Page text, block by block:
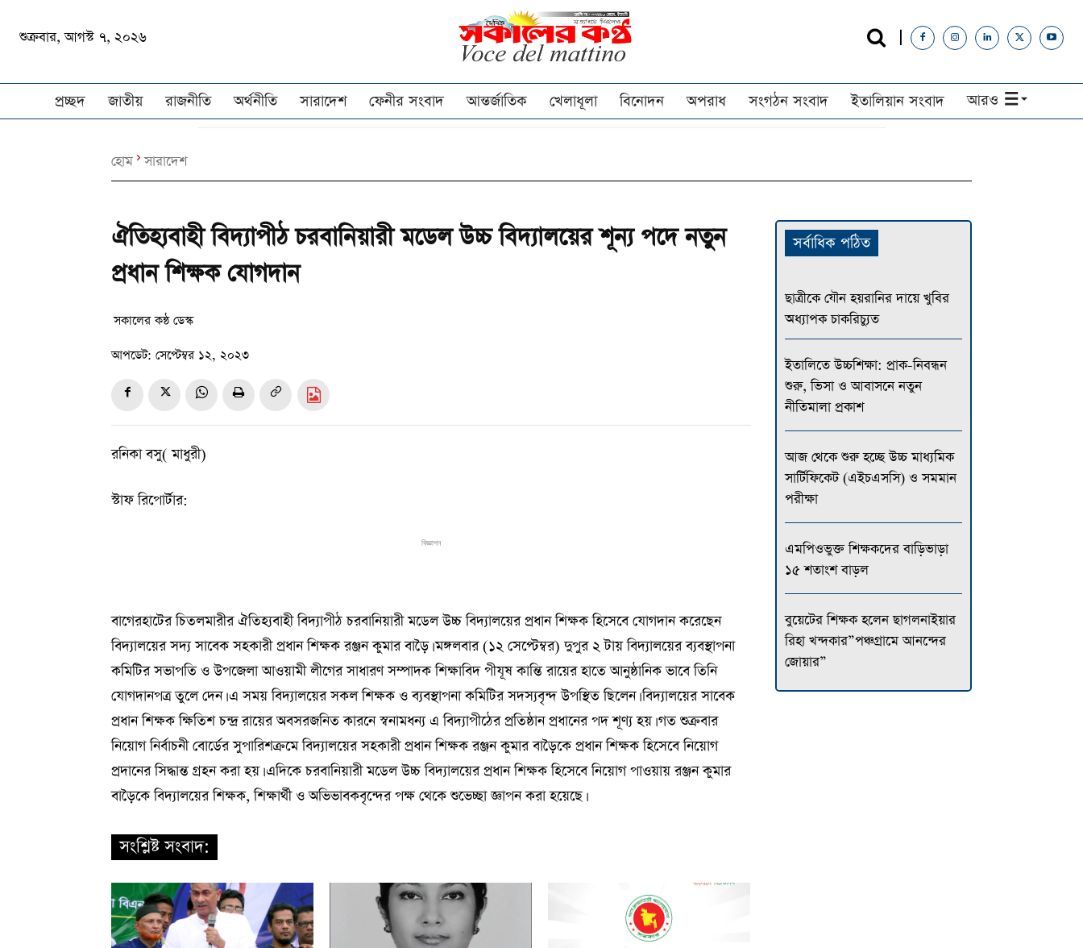
শুক্রবার, আগস্ট ৭, ২০২৬
প্রচ্ছদ জাতীয় রাজনীতি অর্থনীতি সারাদেশ ফেনীর সংবাদ আন্তর্জাতিক খেলাধূলা বিনোদন অপরাধ সংগঠন সংবাদ ইতালিয়ান সংবাদ আরও
হোম সারাদেশ
ঐতিহ্যবাহী বিদ্যাপীঠ চরবানিয়ারী মডেল উচ্চ বিদ্যালয়ের শূন্য পদে নতুন
প্রধান শিক্ষক যোগদান
সকালের কন্ঠ ডেস্ক
আপডেট: সেপ্টেম্বর ১২, ২০২৩
রনিকা বসু( মাধুরী)
স্টাফ রিপোর্টার:
বিজ্ঞাপন
বাগেরহাটের চিতলমারীর ঐতিহ্যবাহী বিদ্যাপীঠ চরবানিয়ারী মডেল উচ্চ বিদ্যালয়ের প্রধান শিক্ষক হিসেবে যোগদান করেছেন
বিদ্যালয়ের সদ্য সাবেক সহকারী প্রধান শিক্ষক রঞ্জন কুমার বাড়ৈ। মঙ্গলবার (১২ সেপ্টেম্বর) দুপুর ২ টায় বিদ্যালয়ের ব্যবস্থাপনা
কমিটির সভাপতি ও উপজেলা আওয়ামী লীগের সাধারণ সম্পাদক শিক্ষাবিদ পীযূষ কান্তি রায়ের হাতে আনুষ্ঠানিক ভাবে তিনি
যোগদানপত্র তুলে দেন। এ সময় বিদ্যালয়ের সকল শিক্ষক ও ব্যবস্থাপনা কমিটির সদস্যবৃন্দ উপস্থিত ছিলেন। বিদ্যালয়ের সাবেক
প্রধান শিক্ষক ক্ষিতিশ চন্দ্র রায়ের অবসরজনিত কারনে স্বনামধন্য এ বিদ্যাপীঠের প্রতিষ্ঠান প্রধানের পদ শূণ্য হয়। গত শুক্রবার
নিয়োগ নির্বাচনী বোর্ডের সুপারিশক্রমে বিদ্যালয়ের সহকারী প্রধান শিক্ষক রঞ্জন কুমার বাড়ৈকে প্রধান শিক্ষক হিসেবে নিয়োগ
প্রদানের সিদ্ধান্ত গ্রহন করা হয়। এদিকে চরবানিয়ারী মডেল উচ্চ বিদ্যালয়ের প্রধান শিক্ষক হিসেবে নিয়োগ পাওয়ায় রঞ্জন কুমার
বাড়ৈকে বিদ্যালয়ের শিক্ষক, শিক্ষার্থী ও অভিভাবকবৃন্দের পক্ষ থেকে শুভেচ্ছা জ্ঞাপন করা হয়েছে।
সংশ্লিষ্ট সংবাদ:
সর্বাধিক পঠিত
ছাত্রীকে যৌন হয়রানির দায়ে খুবির
অধ্যাপক চাকরিচ্যুত
ইতালিতে উচ্চশিক্ষা: প্রাক-নিবন্ধন
শুরু, ভিসা ও আবাসনে নতুন
নীতিমালা প্রকাশ
আজ থেকে শুরু হচ্ছে উচ্চ মাধ্যমিক
সার্টিফিকেট (এইচএসসি) ও সমমান
পরীক্ষা
এমপিওভুক্ত শিক্ষকদের বাড়িভাড়া
১৫ শতাংশ বাড়ল
বুয়েটের শিক্ষক হলেন ছাগলনাইয়ার
রিহা খন্দকার”পঞ্চগ্রামে আনন্দের
জোয়ার”